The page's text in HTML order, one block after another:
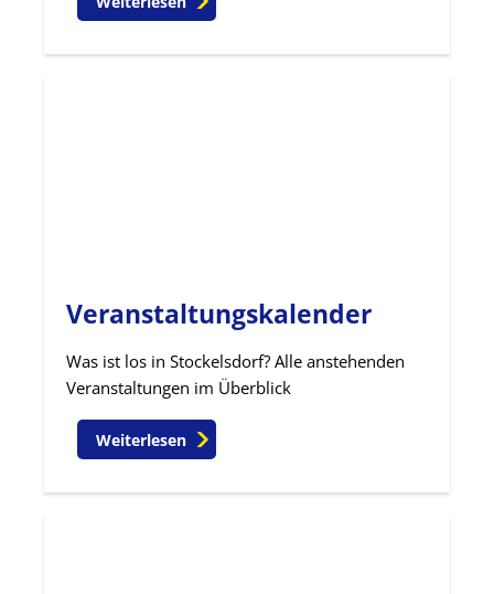
Veranstaltungskalender
Was ist los in Stockelsdorf? Alle anstehenden
Veranstaltungen im Überblick
Weiterlesen